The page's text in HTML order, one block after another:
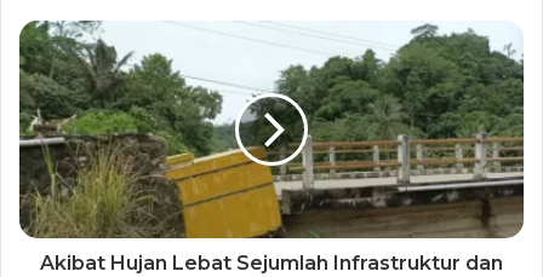
Akibat Hujan Lebat Sejumlah Infrastruktur dan